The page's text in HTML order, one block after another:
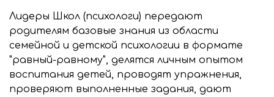
Лидеры Школ (психологи) передают
родителям базовые знания из области
семейной и детской психологии в формате
"равный-равному", делятся личным опытом
воспитания детей, проводят упражнения,
проверяют выполненные задания, дают